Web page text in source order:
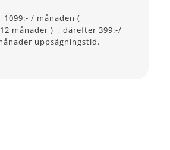
1099:- / månaden (
månader ) , därefter 399:-/
uppsägningstid.